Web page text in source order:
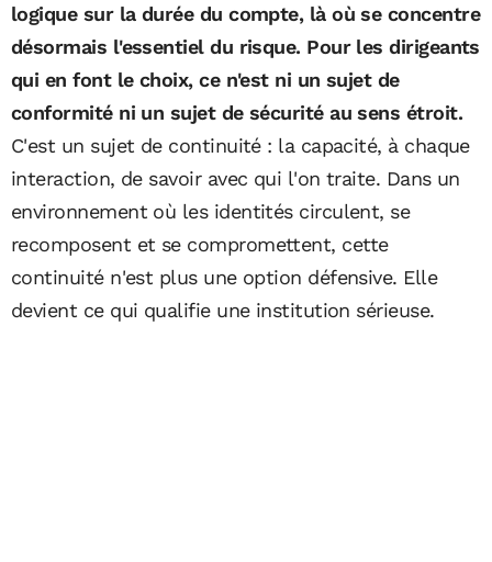
logique sur la durée du compte, là où se concentre
désormais l'essentiel du risque. Pour les dirigeants
qui en font le choix, ce n'est ni un sujet de
conformité ni un sujet de sécurité au sens étroit.
C'est un sujet de continuité : la capacité, à chaque
interaction, de savoir avec qui l'on traite. Dans un
environnement où les identités circulent, se
recomposent et se compromettent, cette
continuité n'est plus une option défensive. Elle
devient ce qui qualifie une institution sérieuse.